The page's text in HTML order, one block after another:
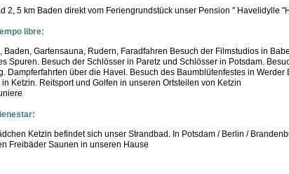
2, 5 km Baden direkt vom Feriengrundstück unser Pension " Havelidylle
libre:
Baden, Gartensauna, Rudern, Faradfahren Besuch der Filmstudios in
Spuren. Besuch der Schlösser in Paretz und Schlösser in Potsdam.
Dampferfahrten über die Havel. Besuch des Baumblütenfestes in Werder
Ketzin. Reitsport und Golfen in unseren Ortsteilen von Ketzin
Ketzin befindet sich unser Strandbad. In Potsdam / Berlin /
Freibäder Saunen in unseren Hause